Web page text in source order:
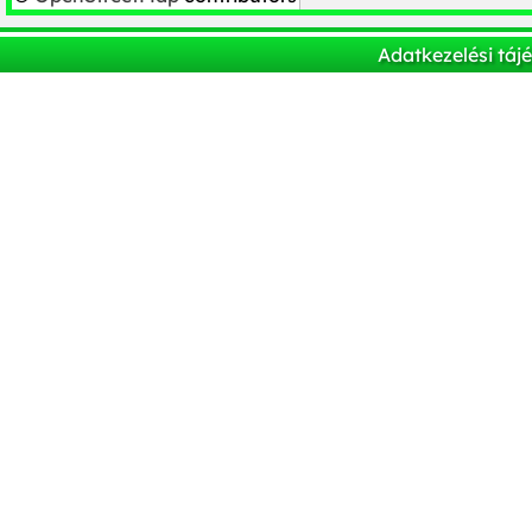
Adatkezelési